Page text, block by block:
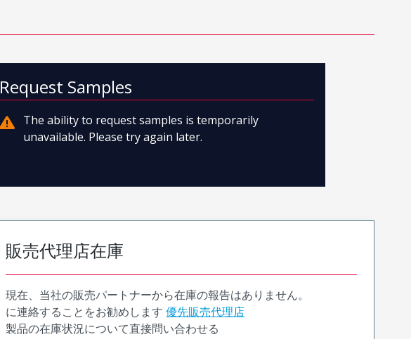
Request Samples
The ability to request samples is temporarily
unavailable. Please try again later.
販売代理店在庫
現在、当社の販売パートナーから在庫の報告はありません。
に連絡することをお勧めします 優先販売代理店
製品の在庫状況について直接問い合わせる